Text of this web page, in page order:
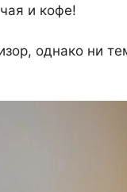
и кофе!
однако ни